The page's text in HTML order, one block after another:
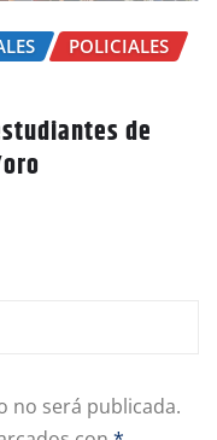
POLICIALES
de
no será publicada.